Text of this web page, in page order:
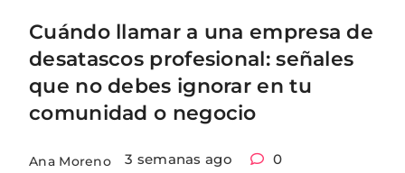
Cuándo llamar a una empresa de
desatascos profesional: señales
que no debes ignorar en tu
comunidad o negocio
Ana Moreno 3 semanas ago 0